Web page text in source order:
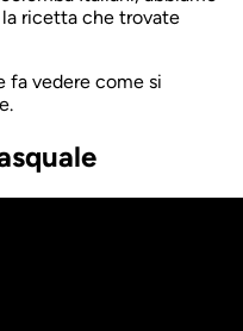
ricetta che trovate
fa vedere come si